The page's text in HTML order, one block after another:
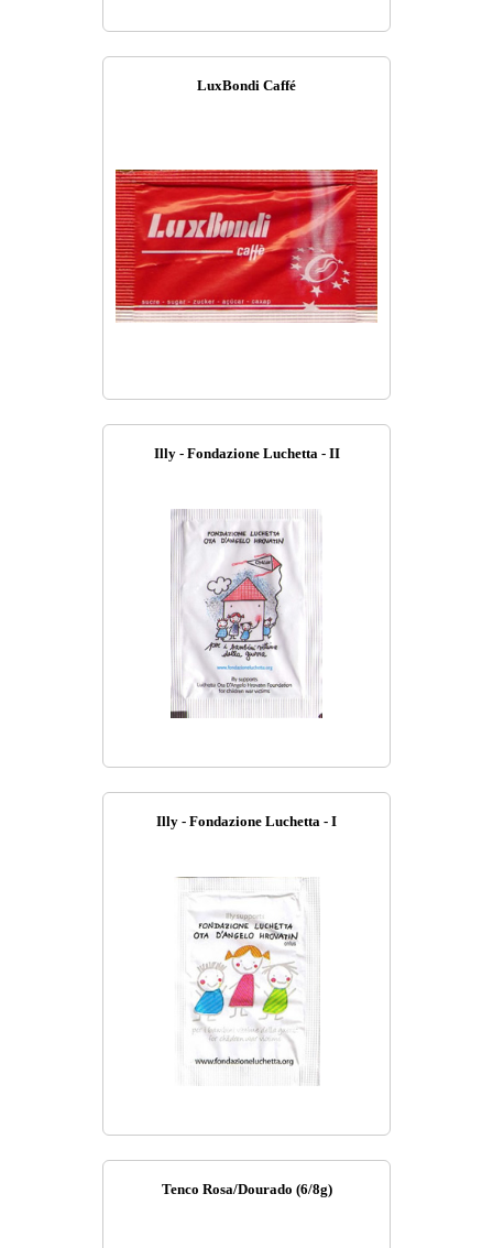
LuxBondi Caffé
Illy - Fondazione Luchetta - II
Illy - Fondazione Luchetta - I
Tenco Rosa/Dourado (6/8g)